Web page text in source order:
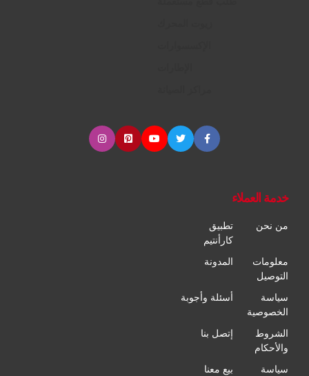
خدمة العملاء
من نحن
تطبيق
كارأنتيم
معلومات
التوصيل
المدونة
سياسة
الخصوصية
أسئلة وأجوبة
الشروط
والأحكام
إتصل بنا
سياسة بيع معنا